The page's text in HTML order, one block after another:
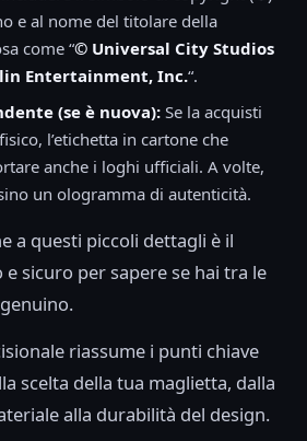
e al nome del titolare della
come “© Universal City Studios
Entertainment, Inc.“.
(se è nuova): Se la acquisti
l’etichetta in cartone che
anche i loghi ufficiali. A volte,
un ologramma di autenticità.
a questi piccoli dettagli è il
sicuro per sapere se hai tra le
riassume i punti chiave
scelta della tua maglietta, dalla
alla durabilità del design.